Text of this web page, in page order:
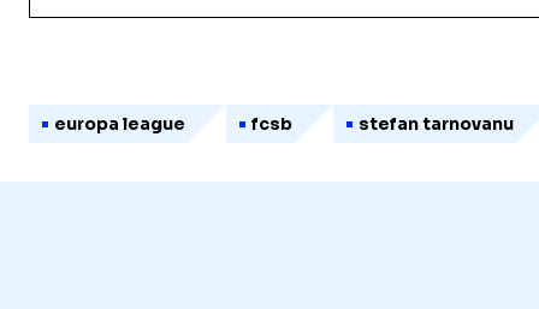
europa league fcsb stefan tarnovanu